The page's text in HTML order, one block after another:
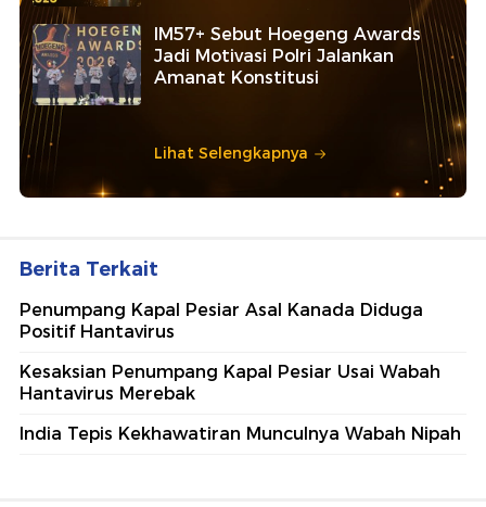
IM57+ Sebut Hoegeng Awards
Jadi Motivasi Polri Jalankan
Amanat Konstitusi
Lihat Selengkapnya
Berita Terkait
Penumpang Kapal Pesiar Asal Kanada Diduga
Positif Hantavirus
Kesaksian Penumpang Kapal Pesiar Usai Wabah
Hantavirus Merebak
India Tepis Kekhawatiran Munculnya Wabah Nipah